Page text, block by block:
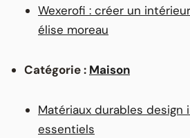
Wexerofi : créer un
élise moreau
Catégorie : Maison
Matériaux durables design
essentiels